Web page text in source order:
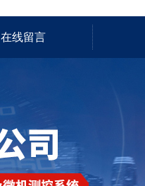
在线留言